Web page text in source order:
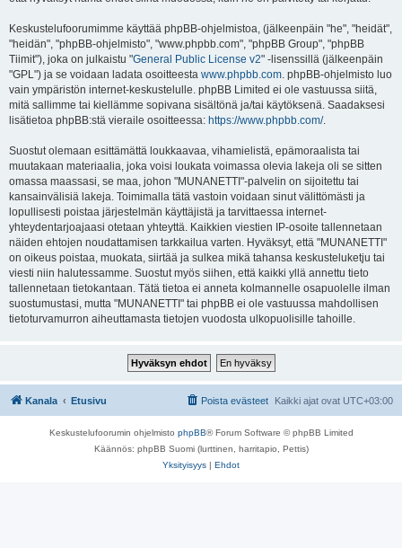
Keskustelufoorumimme käyttää phpBB-ohjelmistoa, (jälkeenpäin "he", "heidät",
"heidän", "phpBB-ohjelmisto", "www.phpbb.com", "phpBB Group", "phpBB
Tiimit"), joka on julkaistu "General Public License v2" -lisenssillä (jälkeenpäin
"GPL") ja se voidaan ladata osoitteesta www.phpbb.com. phpBB-ohjelmisto luo
vain ympäristön internet-keskustelulle. phpBB Limited ei ole vastuussa siitä,
mitä sallimme tai kiellämme sopivana sisältönä ja/tai käytöksenä. Saadaksesi
lisätietoa phpBB:stä vieraile osoitteessa: https://www.phpbb.com/.
Suostut olemaan esittämättä loukkaavaa, vihamielistä, epämoraalista tai
muutakaan materiaalia, joka voisi loukata voimassa olevia lakeja oli se sitten
omassa maassasi, se maa, johon "MUNANETTI"-palvelin on sijoitettu tai
kansainvälisiä lakeja. Toimimalla tätä vastoin voidaan sinut välittömästi ja
lopullisesti poistaa järjestelmän käyttäjistä ja tarvittaessa internet-
yhteydentarjoajaasi otetaan yhteyttä. Kaikkien viestien IP-osoite tallennetaan
näiden ehtojen noudattamisen tarkkailua varten. Hyväksyt, että "MUNANETTI"
on oikeus poistaa, muokata, siirtää ja sulkea mikä tahansa keskusteluketju tai
viesti niin halutessamme. Suostut myös siihen, että kaikki yllä annettu tieto
tallennetaan tietokantaan. Tätä tietoa ei anneta kolmannelle osapuolelle ilman
suostumustasi, mutta "MUNANETTI" tai phpBB ei ole vastuussa mahdollisen
tietoturvamurron aiheuttamasta tietojen vuodosta ulkopuolisille tahoille.
Kanala Etusivu Kaikki ajat ovat UTC+03:00
Poista evästeet
Keskustelufoorumin ohjelmisto phpBB® Forum Software © phpBB Limited
Käännös: phpBB Suomi (lurttinen, harritapio, Pettis)
Yksityisyys | Ehdot